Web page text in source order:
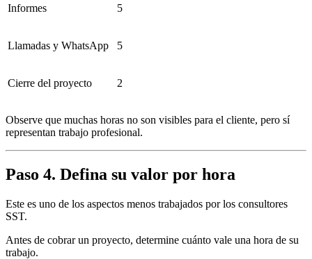
Informes 5
Llamadas y WhatsApp 5
Cierre del proyecto 2
Observe que muchas horas no son visibles para el cliente, pero sí
representan trabajo profesional.
Paso 4. Defina su valor por hora
Este es uno de los aspectos menos trabajados por los consultores
SST.
Antes de cobrar un proyecto, determine cuánto vale una hora de su
trabajo.